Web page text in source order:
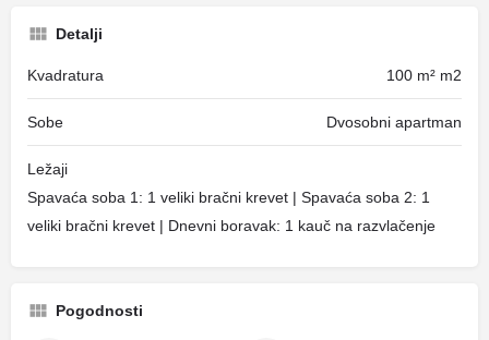
Detalji
Kvadratura 100 m² m2
Sobe Dvosobni apartman
Ležaji
Spavaća soba 1: 1 veliki bračni krevet | Spavaća soba 2: 1
veliki bračni krevet | Dnevni boravak: 1 kauč na razvlačenje
Pogodnosti